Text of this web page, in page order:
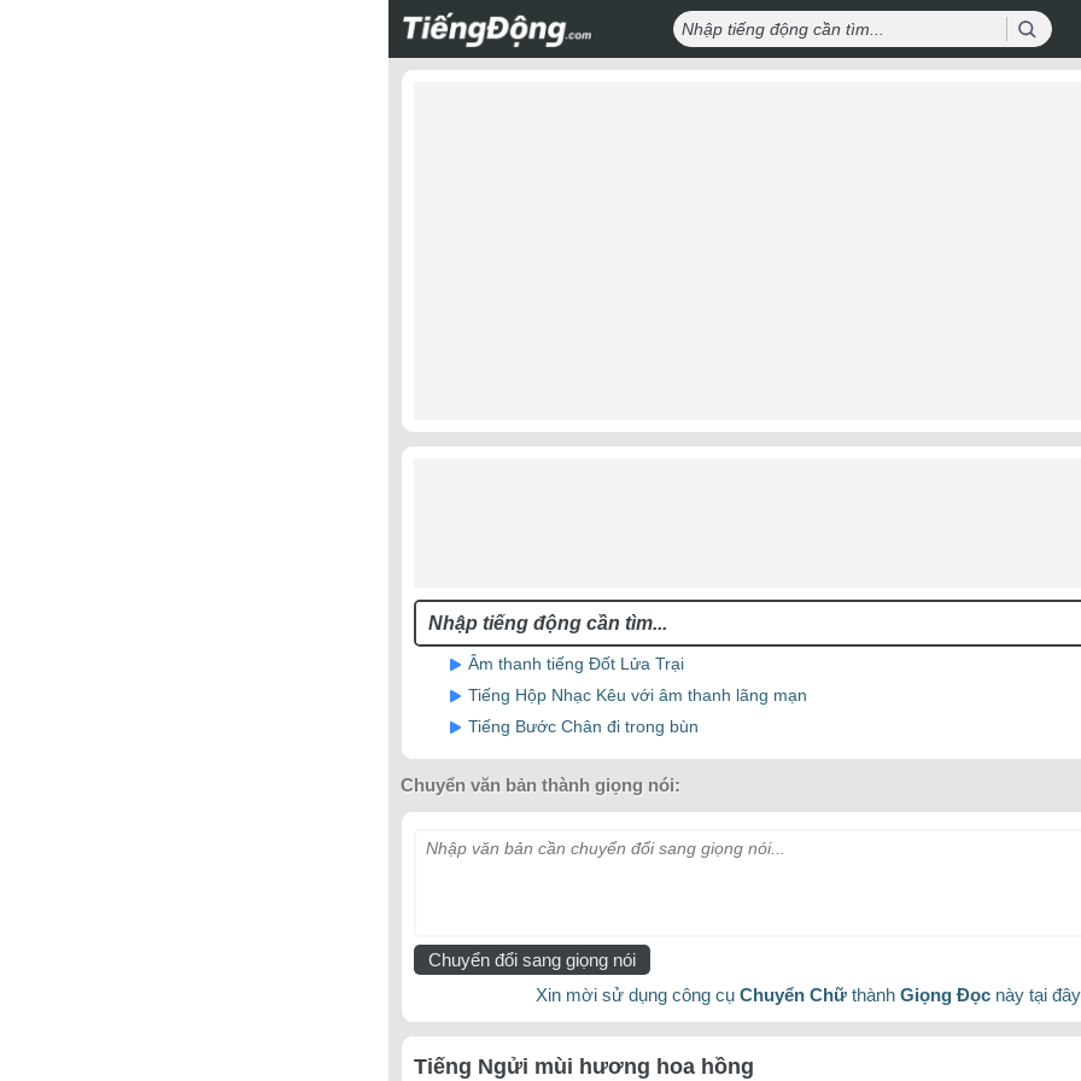
Âm thanh tiếng Đốt Lửa Trại
Tiếng Hộp Nhạc Kêu với âm thanh lãng mạn
Tiếng Bước Chân đi trong bùn
Chuyển văn bản thành giọng nói:
Nhập văn bản cần chuyển đổi sang giọng nói...
Chuyển đổi sang giọng nói
Xin mời sử dụng công cụ Chuyển Chữ thành Giọng Đọc này tại
Tiếng Ngửi mùi hương hoa hồng